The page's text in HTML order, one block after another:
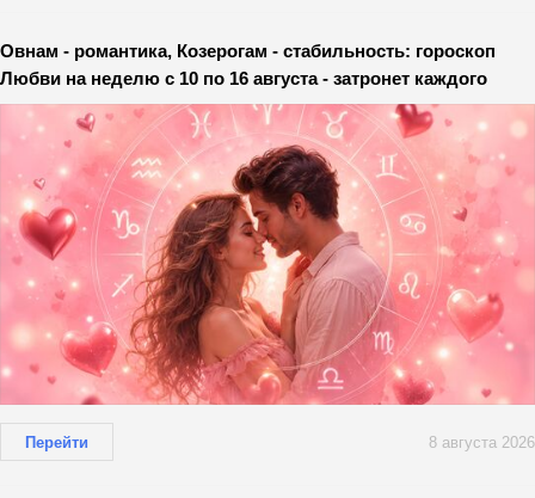
Овнам - романтика, Козерогам - стабильность: гороскоп
Любви на неделю с 10 по 16 августа - затронет каждого
Перейти 8 августа 2026